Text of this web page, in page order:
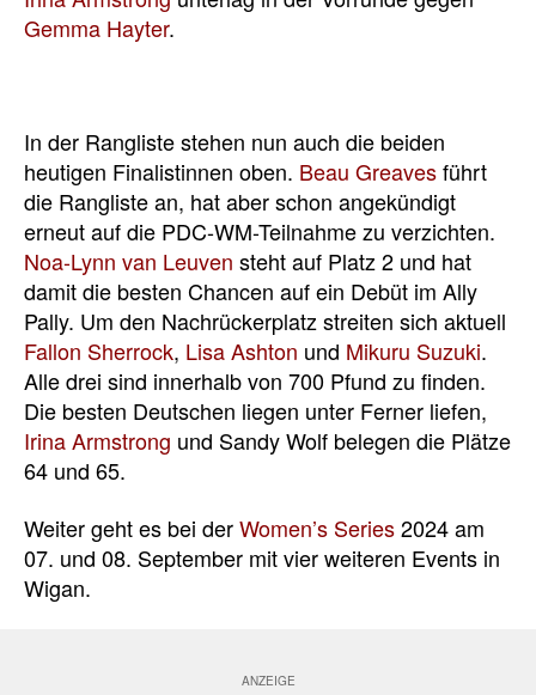
Gemma Hayter.
In der Rangliste stehen nun auch die beiden
heutigen Finalistinnen oben. Beau Greavesführt
die Rangliste an, hat aber schon angekündigt
erneut auf die PDC-WM-Teilnahme zu verzichten.
Noa-Lynn van Leuven steht auf Platz 2 und hat
damit die besten Chancen auf ein Debüt im Ally
Pally. Um den Nachrückerplatz streiten sich aktuell
Fallon Sherrock, Lisa Ashton und Mikuru Suzuki.
Alle drei sind innerhalb von 700 Pfund zu finden.
Die besten Deutschen liegen unter Ferner liefen,
Irina Armstrong und Sandy Wolf belegen die Plätze
64 und 65.
Weiter geht es bei derWomen’s Series2024 am
07. und 08. September mit vier weiteren Events in
Wigan.